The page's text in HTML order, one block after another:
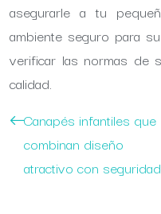
asegurarle a tu
ambiente seguro para
verificar las normas de
calidad.
Canapés infantiles que
combinan diseño
atractivo con seguridad